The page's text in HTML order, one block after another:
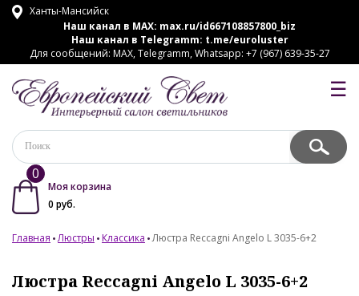
Ханты-Мансийск
Наш канал в MAX: max.ru/id667108857800_biz
Наш канал в Telegramm: t.me/euroluster
Для сообщений: MAX, Telegramm, Whatsapp: +7 (967) 639-35-27
☰
0
Моя корзина
0 руб.
Главная Люстры Классика Люстра Reccagni Angelo L 3035-6+2
Люстра Reccagni Angelo L 3035-6+2